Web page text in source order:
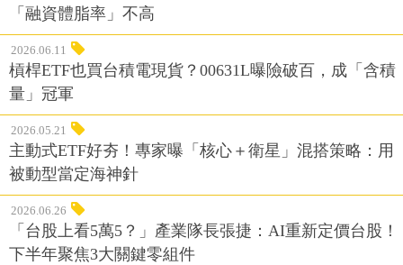
「融資體脂率」不高
2026.06.11
槓桿ETF也買台積電現貨？00631L曝險破百，成「含積
量」冠軍
2026.05.21
主動式ETF好夯！專家曝「核心＋衛星」混搭策略：用
被動型當定海神針
2026.06.26
「台股上看5萬5？」產業隊長張捷：AI重新定價台股！
下半年聚焦3大關鍵零組件